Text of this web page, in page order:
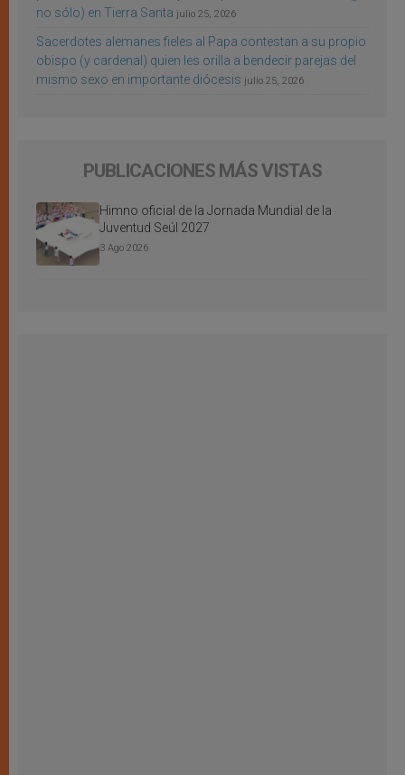
no sólo) en Tierra Santa julio 25, 2026
Sacerdotes alemanes fieles al Papa contestan a su propio
obispo (y cardenal) quien les orilla a bendecir parejas del
mismo sexo en importante diócesis julio 25, 2026
PUBLICACIONES MÁS VISTAS
Himno oficial de la Jornada Mundial de la
Juventud Seúl 2027
3 Ago 2026